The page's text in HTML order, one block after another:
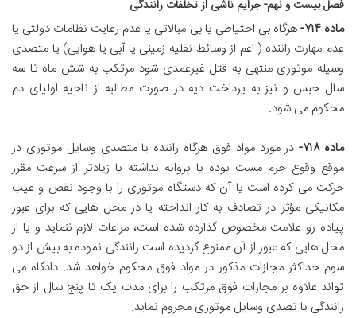
فصل بیست و نهم- جرایم ناشی از تخلفات رانندگی
ماده ۷۱۴-
هرگاه بی احتیاطی یا بی مبالاتی یا عدم رعایت نظامات دولتی یا
عدم مهارت راننده ( اعم از وسائط نقلیه زمینی یا آبی یا هوایی) یا متصدی
وسیله موتوری منتهی به قتل غیرعمدی شود مرتکب به شش ماه تا سه
سال حبس و نیز به پرداخت دیه در صورت مطالبه از ناحیه اولیای دم
محکوم می شود.
ماده ۷۱۸-
در مورد مواد فوق هرگاه راننده یا متصدی وسایل موتوری در
موقع وقوع جرم مست بوده یا پروانه نداشته یا زیادتر از سرعت مقرر
حرکت می کرده است یا آن که دستگاه موتوری را با وجود نقص و عیب
مکانیکی مؤثر در تصادف به کار انداخته یا در محل هایی که برای عبور
پیاده رو علامت مخصوص گذارده شده است، مراعات لازم ننماید و یا از
محل هایی که عبور از آن ممنوع گردیده است رانندگی نموده به بیش از دو
سوم حداکثر مجازات مذکور در مواد فوق محکوم خواهد شد. دادگاه می
تواند علاوه بر مجازات فوق مرتکب را برای مدت یک تا پنج سال از حق
رانندگی یا تصدی وسایل موتوری محروم نماید.